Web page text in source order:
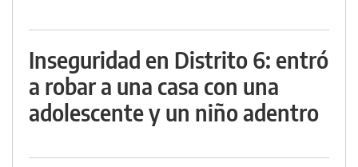
Inseguridad en Distrito 6: entró
a robar a una casa con una
adolescente y un niño adentro